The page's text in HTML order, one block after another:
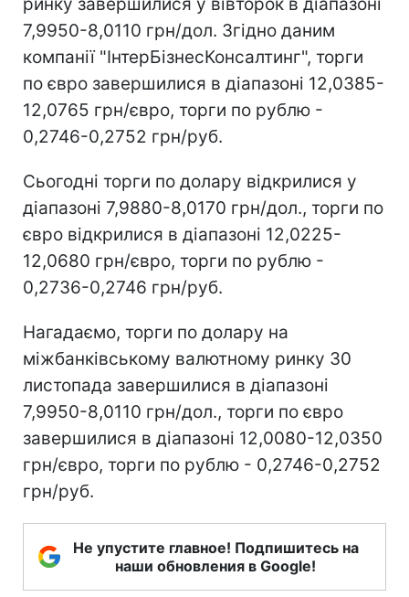
7,9950-8,0110 грн/дол. Згідно даним
компанії "ІнтерБізнесКонсалтинг", торги
по євро завершилися в діапазоні 12,0385-
12,0765 грн/євро, торги по рублю -
0,2746-0,2752 грн/руб.
Сьогодні торги по долару відкрилися у
діапазоні 7,9880-8,0170 грн/дол., торги по
євро відкрилися в діапазоні 12,0225-
12,0680 грн/євро, торги по рублю -
0,2736-0,2746 грн/руб.
Нагадаємо, торги по долару на
міжбанківському валютному ринку 30
листопада завершилися в діапазоні
7,9950-8,0110 грн/дол., торги по євро
завершилися в діапазоні 12,0080-12,0350
грн/євро, торги по рублю - 0,2746-0,2752
грн/руб.
Не упустите главное! Подпишитесь на
наши обновления в Google!